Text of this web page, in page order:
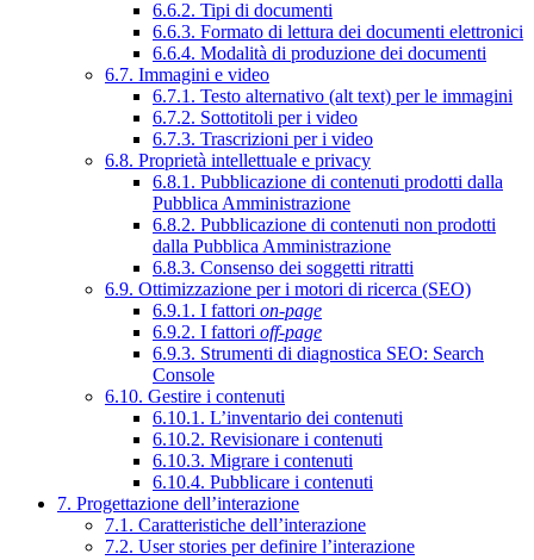
6.6.2. Tipi di documenti
6.6.3. Formato di lettura dei documenti elettronici
6.6.4. Modalità di produzione dei documenti
6.7. Immagini e video
6.7.1. Testo alternativo (alt text) per le immagini
6.7.2. Sottotitoli per i video
6.7.3. Trascrizioni per i video
6.8. Proprietà intellettuale e privacy
6.8.1. Pubblicazione di contenuti prodotti dalla
Pubblica Amministrazione
6.8.2. Pubblicazione di contenuti non prodotti
dalla Pubblica Amministrazione
6.8.3. Consenso dei soggetti ritratti
6.9. Ottimizzazione per i motori di ricerca (SEO)
6.9.1. I fattori on-page
6.9.2. I fattori off-page
6.9.3. Strumenti di diagnostica SEO: Search
Console
6.10. Gestire i contenuti
6.10.1. L’inventario dei contenuti
6.10.2. Revisionare i contenuti
6.10.3. Migrare i contenuti
6.10.4. Pubblicare i contenuti
7. Progettazione dell’interazione
7.1. Caratteristiche dell’interazione
7.2. User stories per definire l’interazione